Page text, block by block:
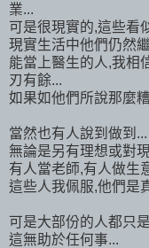
業...
可是很現實的,這些看
現實生活中他們仍然
能當上醫生的人,我相
刃有餘...
如果如他們所說那麼
當然也有人說到做到...
無論是另有理想或對
有人當老師,有人做生
這些人我佩服,他們是
可是大部份的人都只
這無助於任何事...